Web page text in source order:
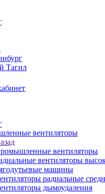
Тагил
вентиляторы
вентиляторы
вентиляторы
машины
радиальные
дымоудаления